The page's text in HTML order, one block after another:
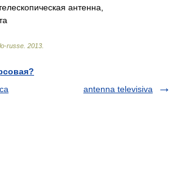
антенна,
russe 2013
antenna televisiva